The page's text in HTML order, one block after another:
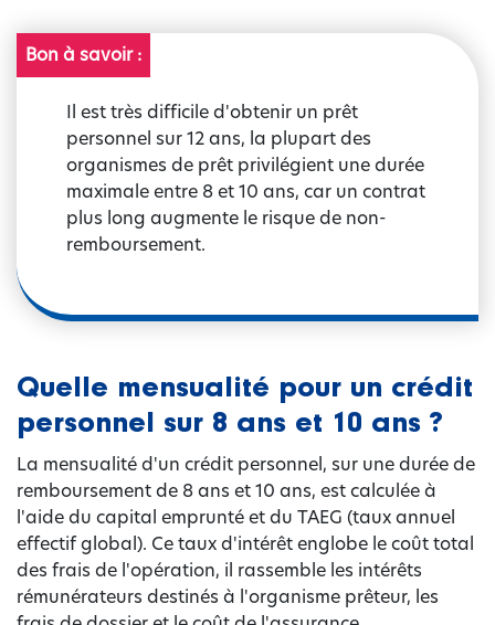
Bon à savoir :
Il est très difficile d'obtenir un prêt
personnel sur 12 ans, la plupart des
organismes de prêt privilégient une durée
maximale entre 8 et 10 ans, car un contrat
plus long augmente le risque de non-
remboursement.
Quelle mensualité pour un crédit
personnel sur 8 ans et 10 ans ?
La mensualité d'un crédit personnel, sur une durée de
remboursement de 8 ans et 10 ans, est calculée à
l'aide du capital emprunté et du TAEG (taux annuel
effectif global). Ce taux d'intérêt englobe le coût total
des frais de l'opération, il rassemble les intérêts
rémunérateurs destinés à l'organisme prêteur, les